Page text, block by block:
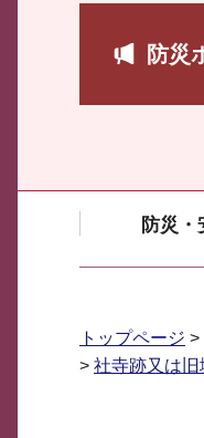
防災
防災・
トップページ >
> 社寺跡又は旧